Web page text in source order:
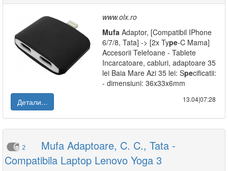
www.olx.ro
Mufa Adaptor, [Compatibil IPhone
6/7/8, Tata] -> [2x Type-C Mama]
Accesorii Telefoane - Tablete
Incarcatoare, cabluri, adaptoare 35
lei Baia Mare Azi 35 lei: Specificatii:
- dimensiuni: 36x33x6mm
Детали...
13.04|07:28
2
Mufa Adaptoare, C. C., Tata -
Compatibila Laptop Lenovo Yoga 3